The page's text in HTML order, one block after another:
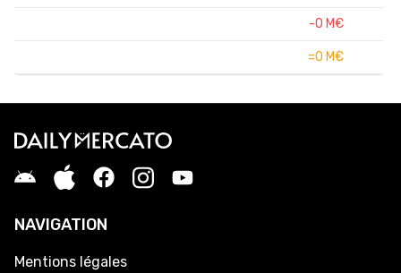
-0 M€
=0 M€
NAVIGATION
Mentions légales